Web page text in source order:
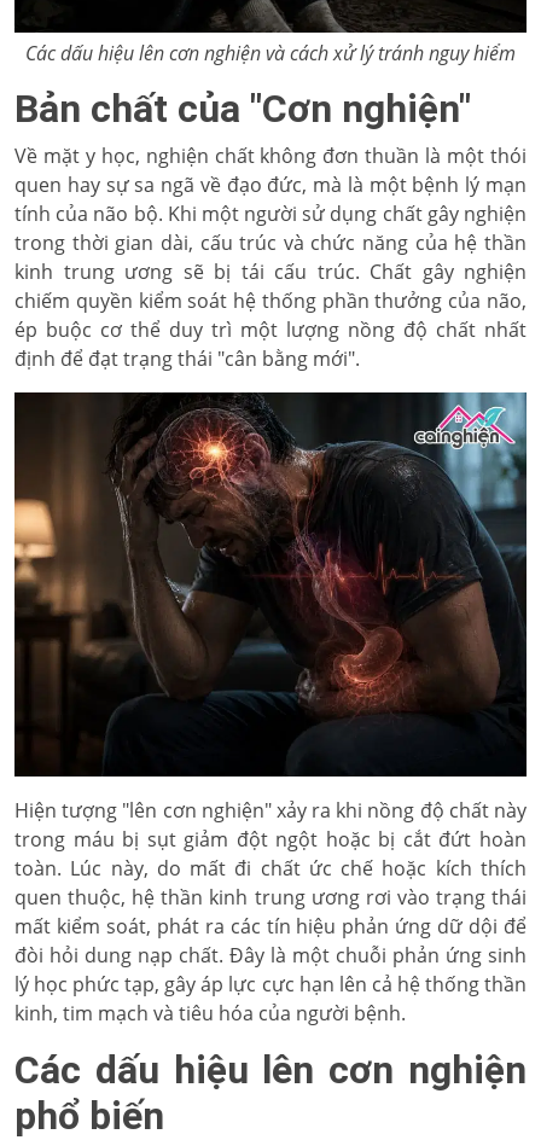
Các dấu hiệu lên cơn nghiện và cách xử lý tránh nguy hiểm
Bản chất của "Cơn nghiện"
Về mặt y học, nghiện chất không đơn thuần là một thói
quen hay sự sa ngã về đạo đức, mà là một bệnh lý mạn
tính của não bộ. Khi một người sử dụng chất gây nghiện
trong thời gian dài, cấu trúc và chức năng của hệ thần
kinh trung ương sẽ bị tái cấu trúc. Chất gây nghiện
chiếm quyền kiểm soát hệ thống phần thưởng của não,
ép buộc cơ thể duy trì một lượng nồng độ chất nhất
định để đạt trạng thái "cân bằng mới".
Hiện tượng "lên cơn nghiện" xảy ra khi nồng độ chất này
trong máu bị sụt giảm đột ngột hoặc bị cắt đứt hoàn
toàn. Lúc này, do mất đi chất ức chế hoặc kích thích
quen thuộc, hệ thần kinh trung ương rơi vào trạng thái
mất kiểm soát, phát ra các tín hiệu phản ứng dữ dội để
đòi hỏi dung nạp chất. Đây là một chuỗi phản ứng sinh
lý học phức tạp, gây áp lực cực hạn lên cả hệ thống thần
kinh, tim mạch và tiêu hóa của người bệnh.
Các dấu hiệu lên cơn nghiện
phổ biến